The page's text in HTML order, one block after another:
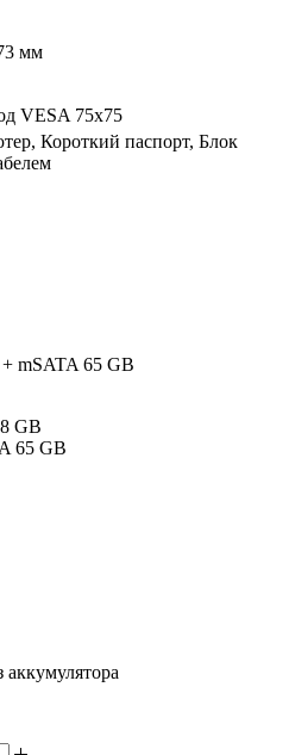
мм
VESA 75x75
Короткий паспорт, Блок
mSATA 65 GB
GB
65 GB
аккумулятора